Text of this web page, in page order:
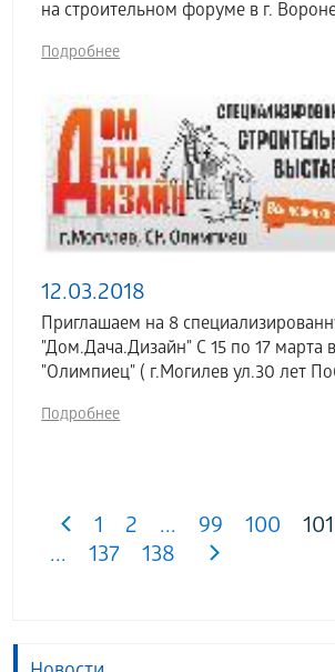
на строительном форуме в г.
Подробнее
12.03.2018
Приглашаем на 8
"Дом.Дача.Дизайн" С 15 по 17 марта
"Олимпиец" ( г.Могилев ул.30 лет
Подробнее
1 2 ... 99 100 101
...
137 138